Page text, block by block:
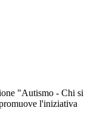
"Autismo - Chi si
l'iniziativa